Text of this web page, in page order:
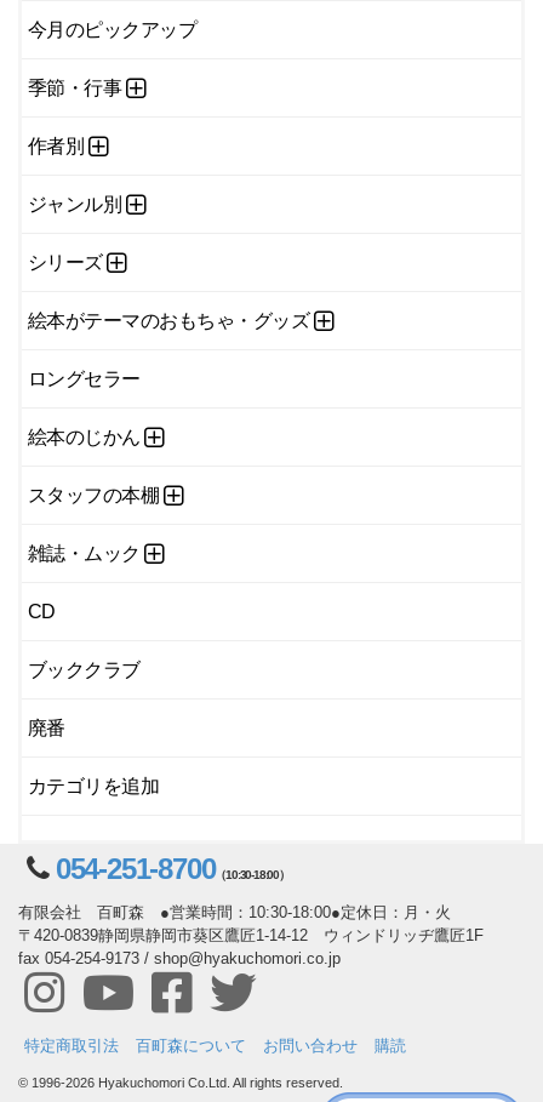
今月のピックアップ
季節・行事
作者別
ジャンル別
シリーズ
絵本がテーマのおもちゃ・グッズ
ロングセラー
絵本のじかん
スタッフの本棚
雑誌・ムック
CD
ブッククラブ
廃番
カテゴリを追加
054-251-8700（10:30-18:00）
有限会社 百町森 ●営業時間：10:30-18:00●定休日：月・火
〒420-0839静岡県静岡市葵区鷹匠1-14-12 ウィンドリッヂ鷹匠1F
fax 054-254-9173 / shop@hyakuchomori.co.jp
特定商取引法 百町森について お問い合わせ 購読
© 1996-2026 Hyakuchomori Co.Ltd. All rights reserved.